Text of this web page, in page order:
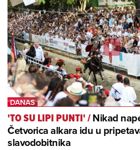
'TO SU LIPI PUNTI'/Nikad
Četvorica alkara idu u
slavodobitnika